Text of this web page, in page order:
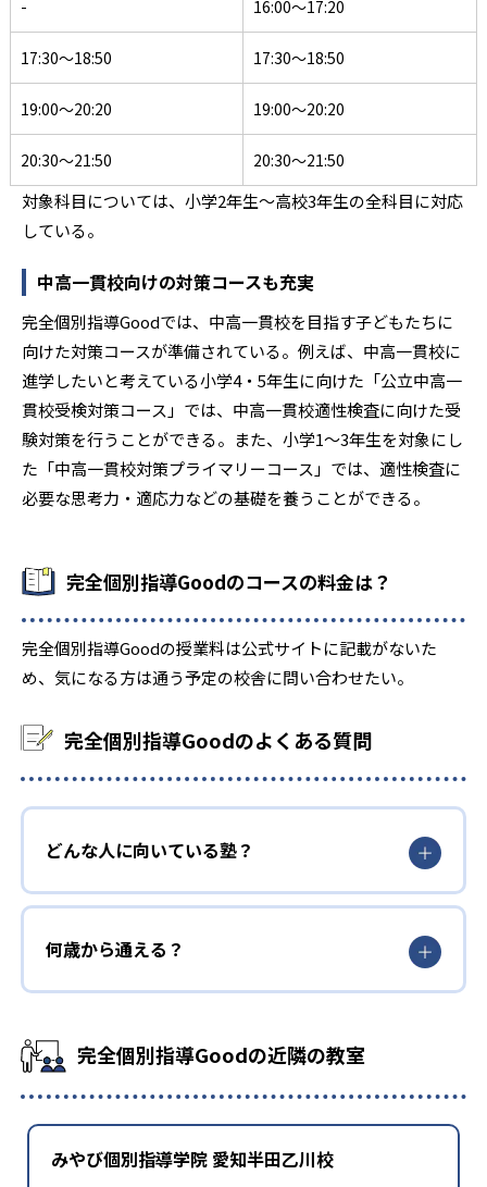
- 16:00〜17:20
17:30〜18:50 17:30〜18:50
19:00〜20:20 19:00〜20:20
20:30〜21:50 20:30〜21:50
対象科目については、小学2年生〜高校3年生の全科目に対応
している。
中高一貫校向けの対策コースも充実
完全個別指導Goodでは、中高一貫校を目指す子どもたちに
向けた対策コースが準備されている。例えば、中高一貫校に
進学したいと考えている小学4・5年生に向けた「公立中高一
貫校受検対策コース」では、中高一貫校適性検査に向けた受
験対策を行うことができる。また、小学1〜3年生を対象にし
た「中高一貫校対策プライマリーコース」では、適性検査に
必要な思考力・適応力などの基礎を養うことができる。
完全個別指導Goodのコースの料金は？
完全個別指導Goodの授業料は公式サイトに記載がないた
め、気になる方は通う予定の校舎に問い合わせたい。
完全個別指導Goodのよくある質問
どんな人に向いている塾？
何歳から通える？
完全個別指導Goodの近隣の教室
みやび個別指導学院 愛知半田乙川校